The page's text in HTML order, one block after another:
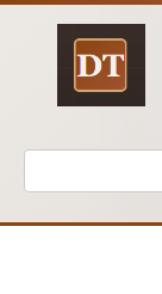
Перейти
Поиск: